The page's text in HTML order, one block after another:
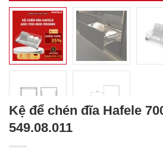
Kệ để chén đĩa Hafele
549.08.011